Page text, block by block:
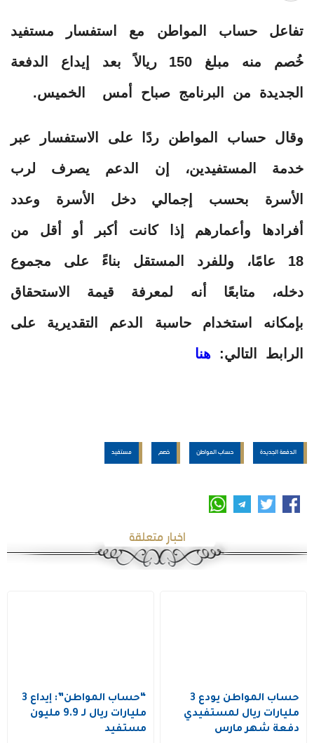
تفاعل حساب المواطن مع استفسار مستفيد
خُصم منه مبلغ 150 ريالاً بعد إيداع الدفعة
الجديدة من البرنامج صباح أمس الخميس.
وقال حساب المواطن ردًا على الاستفسار عبر
خدمة المستفيدين، إن الدعم يصرف لرب
الأسرة بحسب إجمالي دخل الأسرة وعدد
أفرادها وأعمارهم إذا كانت أكبر أو أقل من
18 عامًا، وللفرد المستقل بناءً على مجموع
دخله، متابعًا أنه لمعرفة قيمة الاستحقاق
بإمكانه استخدام حاسبة الدعم التقديرية ⁦على
الرابط التالي: هنا
الدفعة الجديدة حساب المواطن خصم مستفيد
اخبار متعلقة
حساب المواطن يودع 3
مليارات ريال لمستفيدي
دفعة شهر مارس
“حساب المواطن”: إيداع 3
مليارات ريال لـ 9.9 مليون
مستفيد